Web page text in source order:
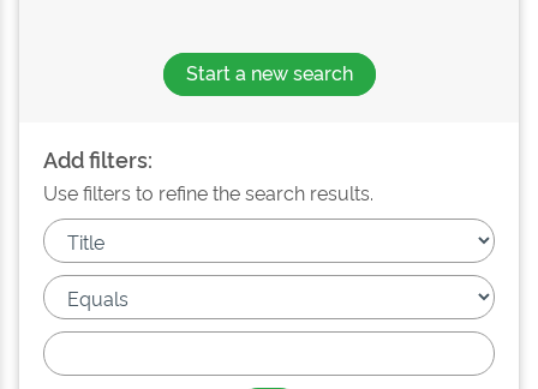
Start a new search
Add filters:
Use filters to refine the search results.